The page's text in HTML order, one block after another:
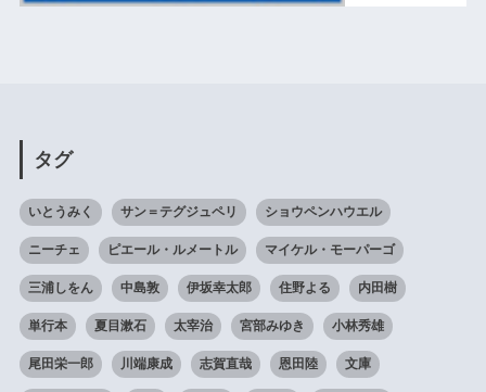
タグ
いとうみく サン＝テグジュペリ ショウペンハウエル
ニーチェ ピエール・ルメートル マイケル・モーパーゴ
三浦しをん 中島敦 伊坂幸太郎 住野よる 内田樹
単行本 夏目漱石 太宰治 宮部みゆき 小林秀雄
尾田栄一郎 川端康成 志賀直哉 恩田陸 文庫